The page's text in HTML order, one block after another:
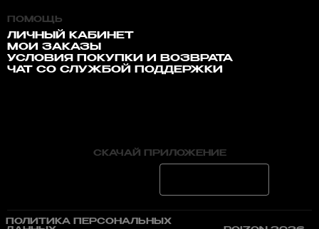
ПОМОЩЬ
ЛИЧНЫЙ КАБИНЕТ
МОИ ЗАКАЗЫ
УСЛОВИЯ ПОКУПКИ И ВОЗВРАТА
ЧАТ СО СЛУЖБОЙ ПОДДЕРЖКИ
СКАЧАЙ ПРИЛОЖЕНИЕ
ПОЛИТИКА ПЕРСОНАЛЬНЫХ